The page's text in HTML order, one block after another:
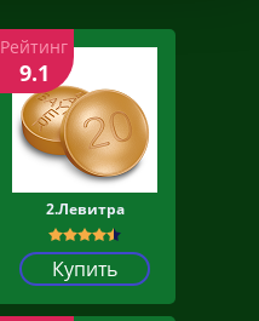
2.Левитра
Купить
Рейтинг
9.1